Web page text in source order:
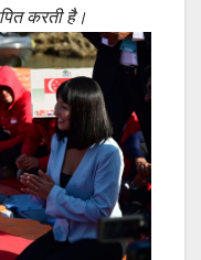
करती है।